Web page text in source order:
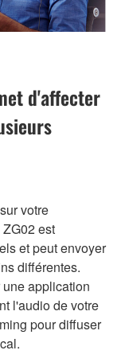
d'affecter
votre
est
et peut envoyer
différentes.
application
l'audio de votre
pour diffuser